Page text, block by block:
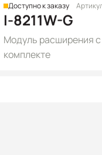
Доступно к заказу
I-8211W-G
Модуль расширения с
комплекте